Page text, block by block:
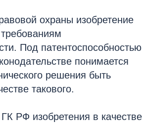
охраны изобретение
Под патентоспособностью
понимается
решения быть
такового.
РФ изобретения в качестве